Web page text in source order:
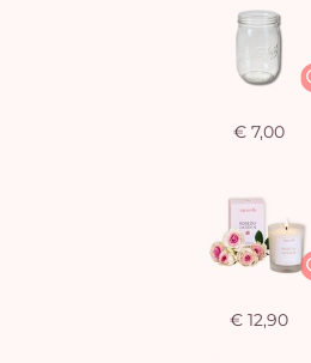
€ 7,00
€ 12,90